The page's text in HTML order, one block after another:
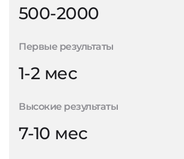
500-2000
Первые результаты
1-2 мес
Высокие результаты
7-10 мес